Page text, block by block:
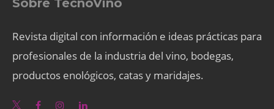
Sobre TecnoVino
Revista digital con información e ideas prácticas para
profesionales de la industria del vino, bodegas,
productos enológicos, catas y maridajes.